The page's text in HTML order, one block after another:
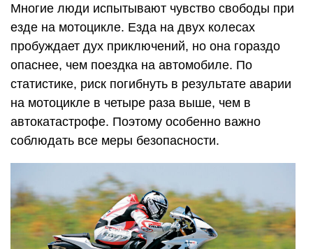
Многие люди испытывают чувство свободы при
езде на мотоцикле. Езда на двух колесах
пробуждает дух приключений, но она гораздо
опаснее, чем поездка на автомобиле. По
статистике, риск погибнуть в результате аварии
на мотоцикле в четыре раза выше, чем в
автокатастрофе. Поэтому особенно важно
соблюдать все меры безопасности.